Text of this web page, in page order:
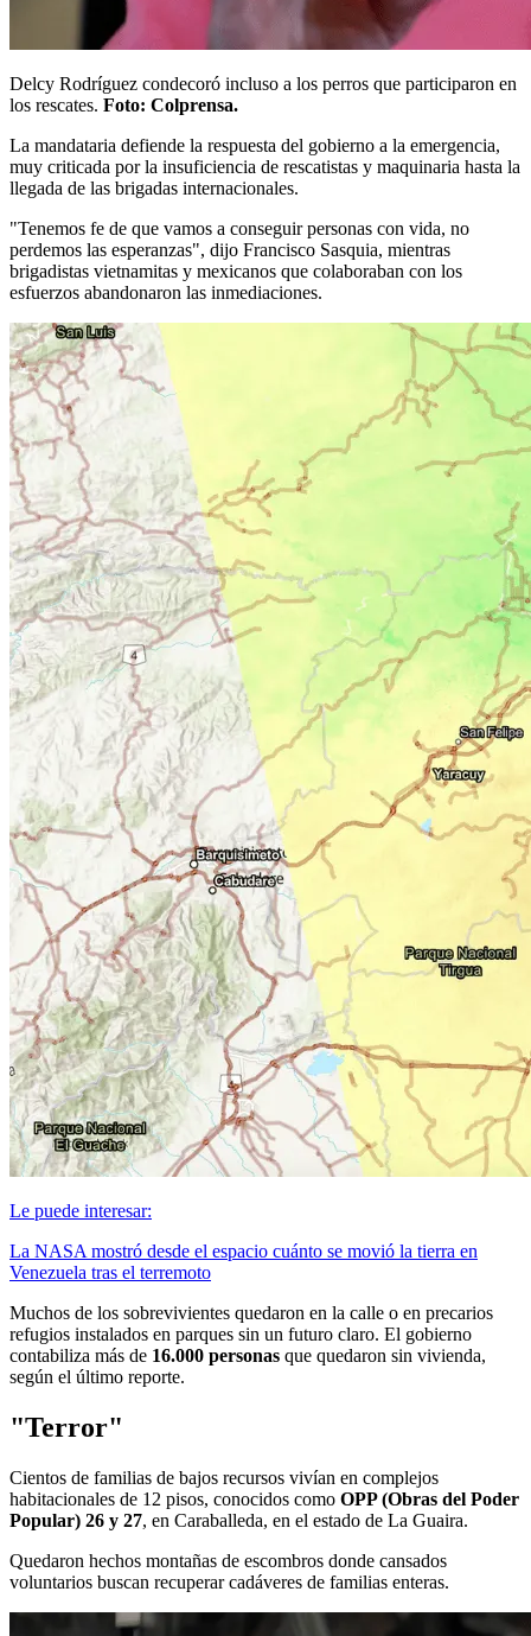
Delcy Rodríguez condecoró incluso a los perros que participaron en
los rescates. Foto: Colprensa.
La mandataria defiende la respuesta del gobierno a la emergencia,
muy criticada por la insuficiencia de rescatistas y maquinaria hasta la
llegada de las brigadas internacionales.
"Tenemos fe de que vamos a conseguir personas con vida, no
perdemos las esperanzas", dijo Francisco Sasquia, mientras
brigadistas vietnamitas y mexicanos que colaboraban con los
esfuerzos abandonaron las inmediaciones.
Le puede interesar:
La NASA mostró desde el espacio cuánto se movió la tierra en
Venezuela tras el terremoto
Muchos de los sobrevivientes quedaron en la calle o en precarios
refugios instalados en parques sin un futuro claro. El gobierno
contabiliza más de 16.000 personas que quedaron sin vivienda,
según el último reporte.
"Terror"
Cientos de familias de bajos recursos vivían en complejos
habitacionales de 12 pisos, conocidos como OPP (Obras del Poder
Popular) 26 y 27, en Caraballeda, en el estado de La Guaira.
Quedaron hechos montañas de escombros donde cansados
voluntarios buscan recuperar cadáveres de familias enteras.